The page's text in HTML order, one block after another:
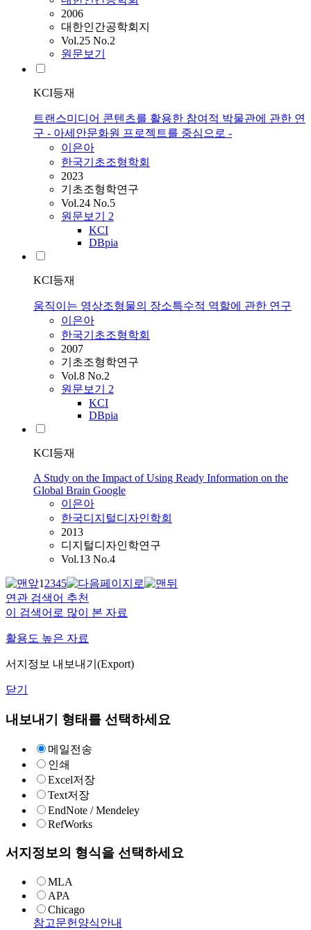
2006
대한인간공학회지
Vol.25 No.2
원문보기
KCI등재
트랜스미디어 콘텐츠를 활용한 참여적 박물관에 관한 연
구 - 아세안문화원 프로젝트를 중심으로 -
이은아
한국기초조형학회
2023
기초조형학연구
Vol.24 No.5
원문보기 2
KCI
DBpia
KCI등재
움직이는 영상조형물의 장소특수적 역할에 관한 연구
이은아
한국기초조형학회
2007
기초조형학연구
Vol.8 No.2
원문보기 2
KCI
DBpia
KCI등재
A Study on the Impact of Using Ready Information on the
Global Brain Google
이은아
한국디지털디자인학회
2013
디지털디자인학연구
Vol.13 No.4
12345
연관 검색어 추천
이 검색어로 많이 본 자료
활용도 높은 자료
서지정보 내보내기(Export)
닫기
내보내기 형태를 선택하세요
메일전송
인쇄
Excel저장
Text저장
EndNote / Mendeley
RefWorks
서지정보의 형식을 선택하세요
MLA
APA
Chicago
참고문헌양식안내